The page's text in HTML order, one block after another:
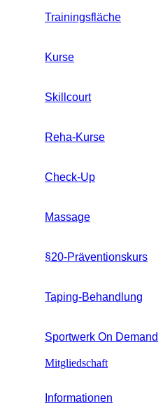
Trainingsfläche
Kurse
Skillcourt
Reha-Kurse
Check-Up
Massage
§20-Präventionskurs
Taping-Behandlung
Sportwerk On Demand
Mitgliedschaft
Informationen